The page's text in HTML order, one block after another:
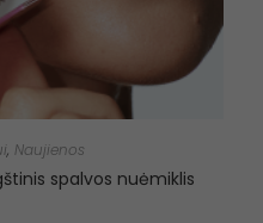
, Naujienos
spalvos nuėmiklis